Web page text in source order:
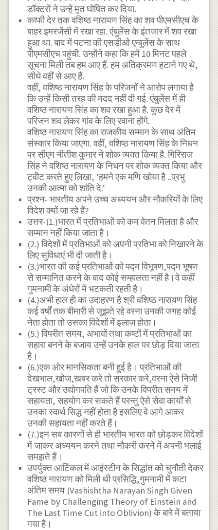
डॉक्टरों ने उन्हें मृत घोषित कर दिया.
काफी देर तक वशिष्ठ नारायण सिंह का शव पीएमसीएच के
बाहर इमरजेंसी में रखा रहा. एंबुलेंस के इंतजार में शव रखा
हुआ था. बाद में पटना की एसडीओ एम्बुलेंस के साथ
पीएमसीएच पहुंची. उन्होंने कहा कि हमें 10 मिनट पहले
सूचना मिली तब हम आए हैं. हम अतिक्रमण हटाने गए थे,
सीधे वहीं से आए हैं.
वहीं, वशिष्ठ नारायण सिंह के परिजनों ने आरोप लगाया है
कि उन्हें किसी तरह की मदद नहीं दी गई. एंबुलेंस में ही
वशिष्ठ नारायण सिंह का शव रखा हुआ है. कुछ देर में
परिजन शव लेकर गांव के लिए रवाना होंगे.
वशिष्ठ नारायण सिंह का राजकीय सम्मान के साथ अंतिम
संस्कार किया जाएगा. वहीं, वशिष्ठ नारायण सिंह के निधन
पर सीएम नीतीश कुमार ने शोक व्यक्त किया है. गिरिराज
सिंह ने वशिष्ठ नारायण के निधन पर शोक व्यक्त किया और
ट्वीट करते हुए लिखा, ‘हमने एक मणि खोया है ..प्रभु
उनकी आत्मा को शांति दे.’
प्रश्न- भारतीय अपने उच्च अध्ययन और नौकरियों के लिए
विदेश क्यों जा रहे हैं?
उत्तर-(1.)भारत में प्रतिभाओं को कम वेतन मिलता है और
सम्मान नहीं किया जाता है।
(2.) विदेशों में प्रतिभाओं को अपनी प्रतिभा को निखारने के
लिए सुविधाएं भी दी जाती है।
(3.)भारत की कई प्रतिभाओं को पद्म विभूषण,पद्म भूषण
से सम्मानित करने के बाद कोई सम्हालता नहीं है।वे कहीं
गुमनामी के अंधेरों में भटकती रहती है।
(4.)अभी हाल ही का उदाहरण है श्री वशिष्ठ नारायण सिंह
कई वर्षों तक बीमारी से जूझते रहे वरना उनकी जगह कोई
नेता होता तो उसका विदेशों में इलाज होता।
(5.) विपरीत समय, अभावों तथा कष्टों में प्रतिभाओं का
सहारा बनने के बजाय उन्हें उनकेे हाल पर छोड़ दिया जाता
है।
(6.)एक ओर मानसिकता बनी हुई है। प्रतिभाओं की
देखभाल,खोज,खबर करे तो सरकार करे,वरना ऐसे निजी
ट्रस्ट और उद्योगपति हैं जो कि उनके विपरीत समय में
सहायता, सहयोग कर सकते हैं परन्तु ऐसे सेवा कार्यों से
उनका स्वार्थ सिद्ध नहीं होता है इसलिए वे आगे आकर
उनकी सहायता नहीं करते हैं।
(7.)इन सब कारणों से ही भारतीय भारत को छोड़कर विदेशों
में जाकर अध्ययन करने तथा नौकरी करने में अपनी भलाई
समझते हैं।
उपर्युक्त आर्टिकल में आइंस्टीन के सिद्धांत को चुनौती देकर
वशिष्ठ नारायण को मिली थी प्रसिद्धि,गुमनामी में कटा
अंतिम समय (Vashishtha Narayan Singh Given
Fame by Challenging Theory of Einstein and
The Last Time Cut into Oblivion) के बारे में बताया
गया है।